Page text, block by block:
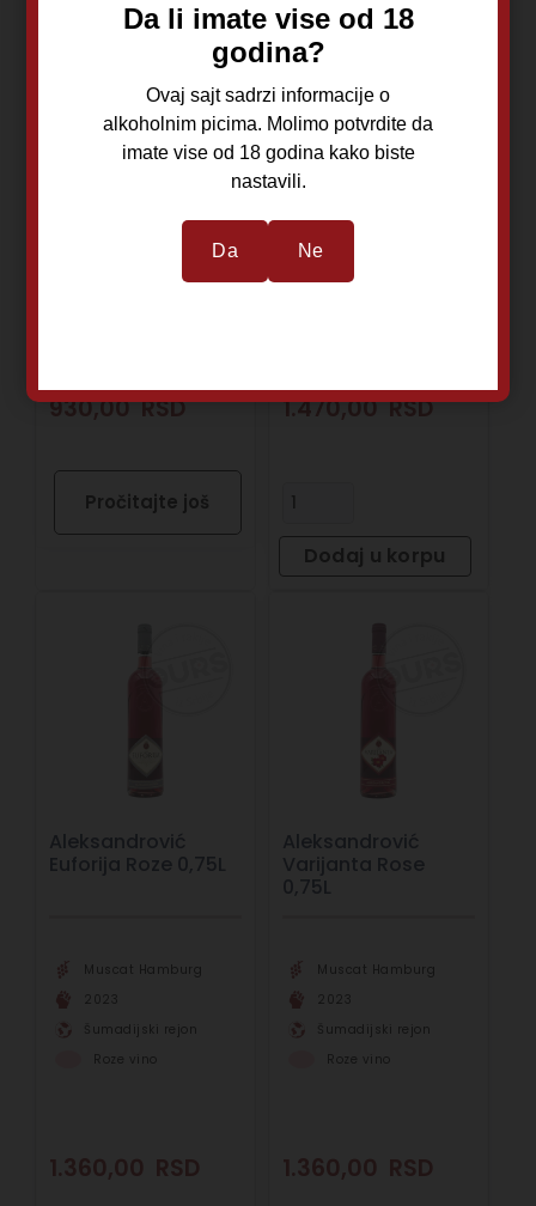
Aglaja Roze 0,75L
930,00RSD
Pročitajte još
Aleksandrović
Trijumf Rose 0,75L
1.470,00RSD
Dodaj u korpu
Aleksandrović
Euforija Roze 0,75L
Muscat Hamburg
2023
Šumadijski rejon
Roze vino
Aleksandrović
Varijanta Rose
0,75L
Muscat Hamburg
2023
Šumadijski rejon
Roze vino
Da li imate vise od 18
godina?
Ovaj sajt sadrzi informacije o
alkoholnim picima. Molimo potvrdite da
imate vise od 18 godina kako biste
nastavili.
Da Ne